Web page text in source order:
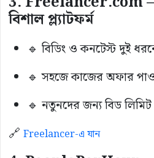
বিশাল প্ল্যাটফর্ম
🔹 বিডিং ও কনটেস্ট দুই
🔹 সহজে কাজের অফার
🔹 নতুনদের জন্য বিড লিমিট
🔗 Freelancer-এ যান